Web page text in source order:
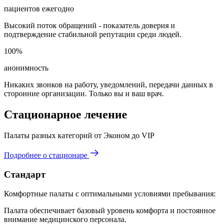
пациентов ежегодно
Высокий поток обращений - показатель доверия и
подтверждение стабильной репутации среди людей.
100%
анонимность
Никаких звонков на работу, уведомлений, передачи данных в
сторонние организации. Только вы и ваш врач.
Стационарное лечение
Палаты разных категорий от Эконом до VIP
Подробнее о стационаре
Стандарт
Комфортные палаты с оптимальными условиями пребывания:
Палата обеспечивает базовый уровень комфорта и постоянное
внимание медицинского персонала.